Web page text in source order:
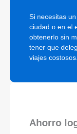
Si necesitas
ciudad o en el
obtenerlo sin
tener que
viajes costosos.
Ahorro